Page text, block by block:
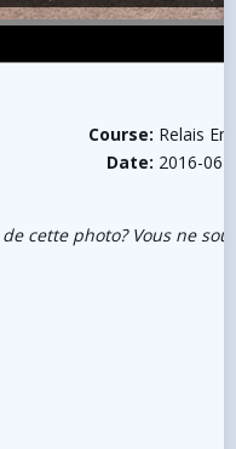
Course: Relais
Date: 2016-06-
cette photo? Vous ne